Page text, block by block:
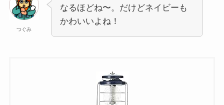
つぐみ
なるほどね〜。だけどネイビーも
かわいいよね！